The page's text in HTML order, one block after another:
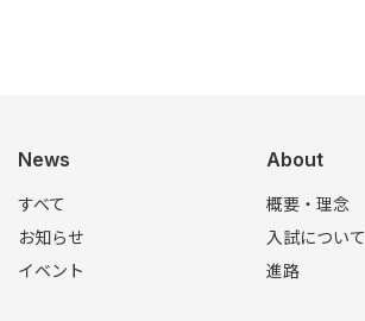
News
すべて
お知らせ
イベント
About
概要・理念
入試について
進路